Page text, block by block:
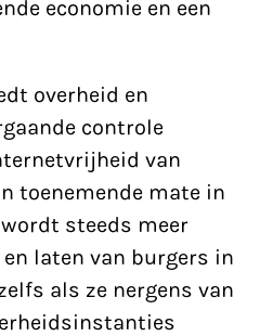
economie en een
overheid en
controle
van
toenemende mate in
steeds meer
laten van burgers in
als ze nergens van